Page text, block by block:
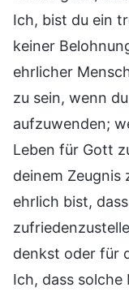
Ich, bist du ein
keiner
ehrlicher
zu sein, wenn
aufzuwenden;
Leben für Gott
deinem Zeugnis
ehrlich bist,
denkst oder für
Ich, dass solche